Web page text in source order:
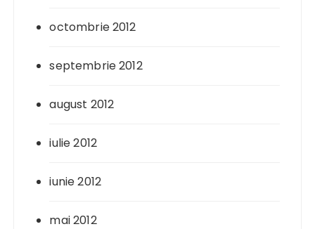
octombrie 2012
septembrie 2012
august 2012
iulie 2012
iunie 2012
mai 2012